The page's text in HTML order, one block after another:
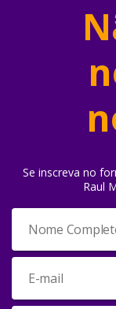
Se inscreva no
Raul